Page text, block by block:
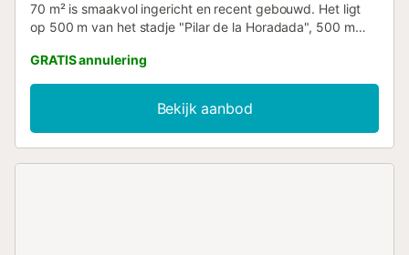
70 m² is smaakvol ingericht en recent gebouwd. Het ligt
op 500 m van het stadje "Pilar de la Horadada", 500 m
het zandstrand "Playa Higuericas", 5 km van de golfbaan
"Lo Romero Golf", 50 km van de luchthaven "Alicante", 50
km van de luchthaven "Murcia" en ligt in een ideale
omgeving voor gezinnen en dicht bij de zee. Het beschikt
over een tuin, tuinmeubilair, een omheind terrein, een terras
GRATIS annulering
Bekijk aanbod